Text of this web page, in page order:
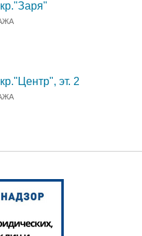
эт. 2